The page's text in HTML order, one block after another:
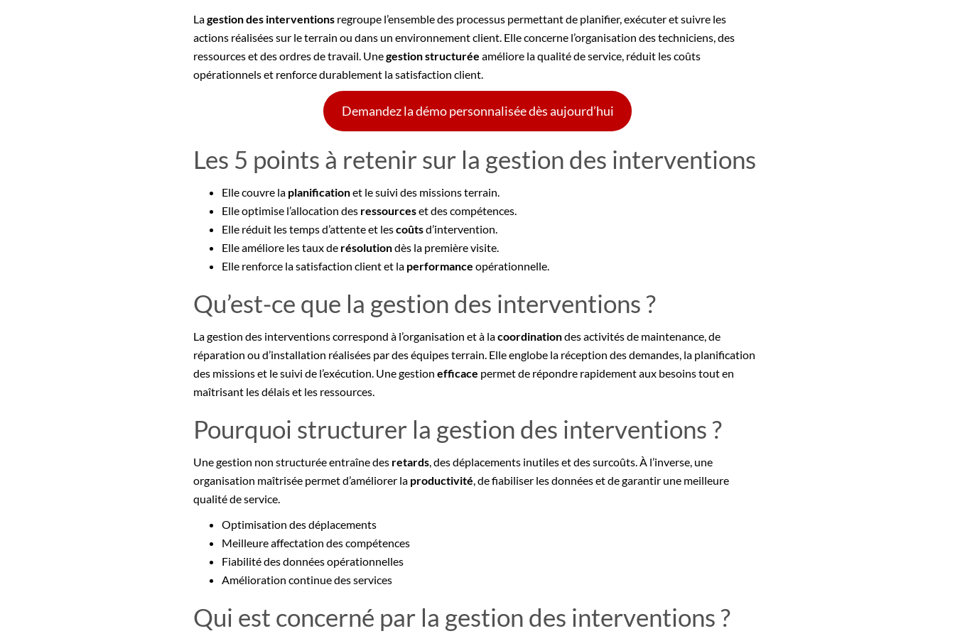
Lagestion des interventions regroupe l’ensemble des processus permettant de planifier, exécuter et suivre les
actions réalisées sur le terrain ou dans un environnement client. Elle concerne l’organisation des techniciens, des
ressources et des ordres de travail. Unegestion structurée améliore la qualité de service, réduit les coûts
opérationnels et renforce durablement la satisfaction client.
Demandez la démo personnalisée dès aujourd’hui
Les 5 points à retenir sur la gestion des interventions
Elle couvre la planificationet le suivi des missions terrain.
Elle optimise l’allocation des ressourceset des compétences.
Elle réduit les temps d’attente et lescoûtsd’intervention.
Elle améliore les taux de résolutiondès la première visite.
Elle renforce la satisfaction client et la performance opérationnelle.
Qu’est-ce que la gestion des interventions ?
La gestion des interventions correspond à l’organisation et à lacoordinationdes activités de maintenance, de
réparation ou d’installation réalisées par des équipes terrain. Elle englobe la réception des demandes, la planification
des missions et le suivi de l’exécution. Une gestion efficace permet de répondre rapidement aux besoins tout en
maîtrisant les délais et les ressources.
Pourquoi structurer la gestion des interventions ?
Une gestion non structurée entraîne des retards, des déplacements inutiles et des surcoûts. À l’inverse, une
organisation maîtrisée permet d’améliorer la productivité, de fiabiliser les données et de garantir une meilleure
qualité de service.
Optimisation des déplacements
Meilleure affectation des compétences
Fiabilité des données opérationnelles
Amélioration continue des services
Qui est concerné par la gestion des interventions ?